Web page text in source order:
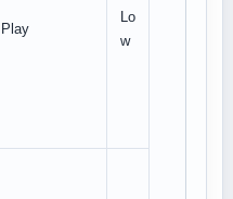
Play
Lo
w